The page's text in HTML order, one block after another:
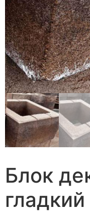
Блок